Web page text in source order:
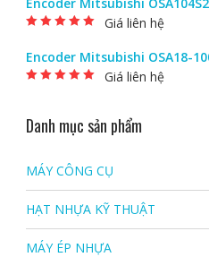
Encoder Mitsubishi
Giá liên hệ
Encoder Mitsubishi OSA18-
Giá liên hệ
Danh mục sản phẩm
MÁY CÔNG CỤ
HẠT NHỰA KỸ THUẬT
MÁY ÉP NHỰA